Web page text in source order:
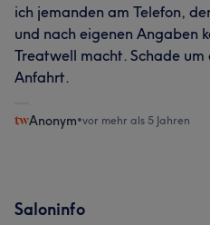
ich jemanden am Telefon,
und nach eigenen Angaben
Treatwell macht. Schade
Anfahrt.
Anonym•vor mehr als 5 Jahren
Saloninfo